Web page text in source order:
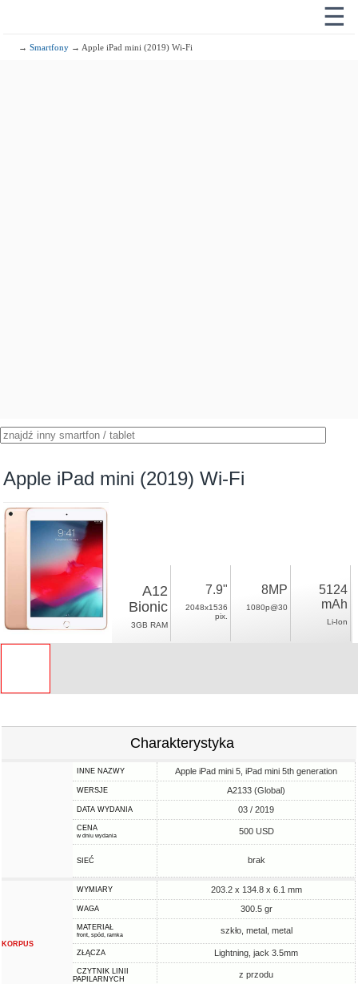
☰
→Smartfony → Apple iPad mini (2019) Wi-Fi
Apple iPad mini (2019) Wi-Fi
A12
Bionic
3GB RAM
7.9"
2048x1536
pix.
8MP
1080p@30
5124
mAh
Li-Ion
Charakterystyka
INNE NAZWY Apple iPad mini 5, iPad mini 5th generation
WERSJE A2133 (Global)
DATA WYDANIA 03 / 2019
CENA
w dniu wydania 500 USD
SIEĆ brak
KORPUS
WYMIARY 203.2 x 134.8 x 6.1 mm
WAGA 300.5 gr
MATERIAŁ
front, spód, ramka szkło, metal, metal
ZŁĄCZA Lightning, jack 3.5mm
CZYTNIK LINII
PAPILARNYCH
z przodu